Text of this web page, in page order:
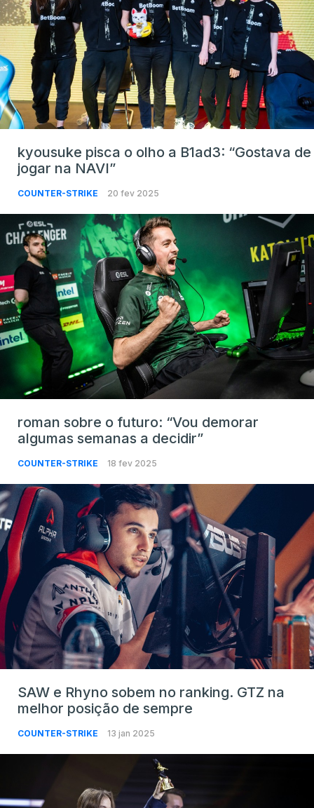
kyousuke pisca o olho a B1ad3: “Gostava de
jogar na NAVI”
COUNTER-STRIKE 20 fev 2025
roman sobre o futuro: “Vou demorar
algumas semanas a decidir”
COUNTER-STRIKE 18 fev 2025
SAW e Rhyno sobem no ranking. GTZ na
melhor posição de sempre
COUNTER-STRIKE 13 jan 2025